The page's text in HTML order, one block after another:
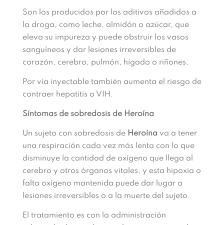
Son los producidos por los aditivos añadidos a
la droga, como leche, almidón o azúcar, que
eleva su impureza y puede obstruir los vasos
sanguíneos y dar lesiones irreversibles de
corazón, cerebro, pulmón, hígado o riñones.
Por vía inyectable también aumenta el riesgo de
contraer hepatitis o VIH.
Síntomas de sobredosis de Heroína
Un sujeto con sobredosis deHeroína va a tener
una respiración cada vez más lenta con lo que
disminuye la cantidad de oxígeno que llega al
cerebro y otros órganos vitales, y esta hipoxia o
falta oxígeno mantenida puede dar lugar a
lesiones irreversibles o a la muerte del sujeto.
El tratamiento es con la administración